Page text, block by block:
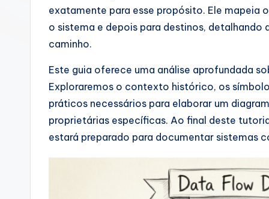
A
exatamente para esse propósito. Ele mapeia
o sistema e depois para destinos,
caminho.
Este guia oferece uma análise aprofundada
Exploraremos o contexto histórico, os
práticos necessários para elaborar um
proprietárias específicas. Ao final deste
estará preparado para documentar sistemas